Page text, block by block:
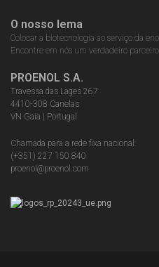
O nosso lema
Colocar a biotecnologia ao serviço da
Encontre em nós um verdadeiro
PROENOL S.A.
Travessa das Lages 267
4410-308 Canelas
VN Gaia | Portugal
Chamada para a rede fixa nacional:
(+351) 227 150 840
proenol@proenol.com